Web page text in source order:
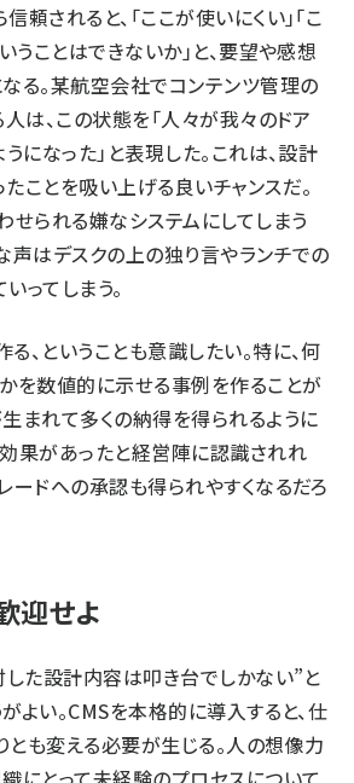
頼されると、「ここが使いにくい」「こ
うことはできないか」と、要望や感想
る。某航空会社でコンテンツ管理の
は、この状態を「人々が我々のドア
うになった」と表現した。これは、設計
ことを吸い上げる良いチャンスだ。
せられる嫌なシステムにしてしまう
声はデスクの上の独り言やランチでの
ってしまう。
、ということも意識したい。特に、何
を数値的に示せる事例を作ることが
まれて多くの納得を得られるように
果があったと経営陣に認識されれ
ードへの承認も得られやすくなるだろ
迎せよ
た設計内容は叩き台でしかない”と
よい。CMSを本格的に導入すると、仕
も変える必要が生じる。人の想像力